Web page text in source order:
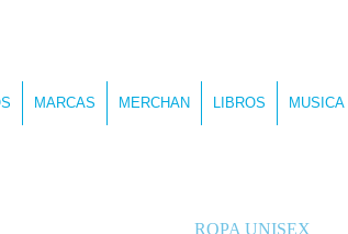
MARCAS MERCHAN LIBROS MUSICA
ROPA UNISEX